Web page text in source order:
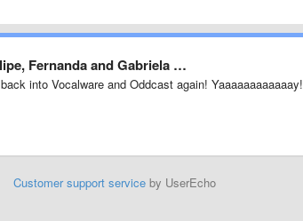
Fernanda and Gabriela …
into Vocalware and Oddcast again! Yaaaaaaaaaaaay!
Customer support serviceby UserEcho